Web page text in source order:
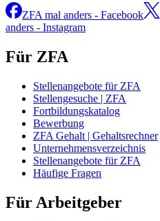
ZFA mal anders - Facebook
anders - Instagram
Für ZFA
Stellenangebote für ZFA
Stellengesuche | ZFA
Fortbildungskatalog
Bewerbung
ZFA Gehalt | Gehaltsrechner
Unternehmensverzeichnis
Stellenangebote für ZFA
Häufige Fragen
Für Arbeitgeber